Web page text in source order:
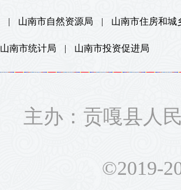
| 山南市自然资源局 | 山南市住房和城
山南市统计局 | 山南市投资促进局
主办：贡嘎县人
©2019-